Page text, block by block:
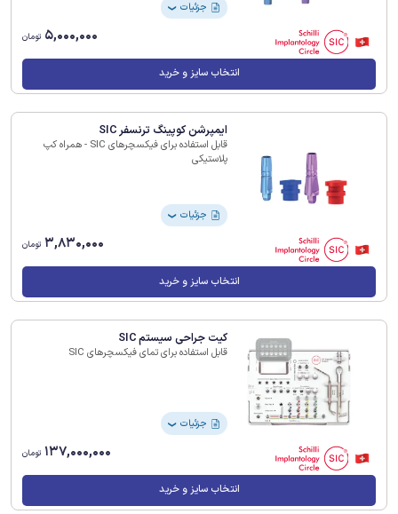
جزئیات ❯
5,000,000 تومان
انتخاب سایز و خرید
ایمپرشن کوپینگ ترنسفر SIC
قابل استفاده برای فیکسچرهای SIC - همراه کپ
پلاستیکی
جزئیات ❯
3,830,000 تومان
انتخاب سایز و خرید
کیت جراحی سیستم SIC
قابل استفاده برای تمای فیکسچرهای SIC
جزئیات ❯
137,000,000 تومان
انتخاب سایز و خرید